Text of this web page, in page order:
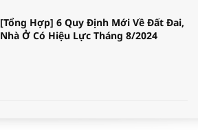
[Tổng Hợp] 6 Quy Định Mới Về Đất Đai,
Nhà Ở Có Hiệu Lực Tháng 8/2024